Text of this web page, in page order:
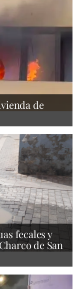
de
fecales y
de San